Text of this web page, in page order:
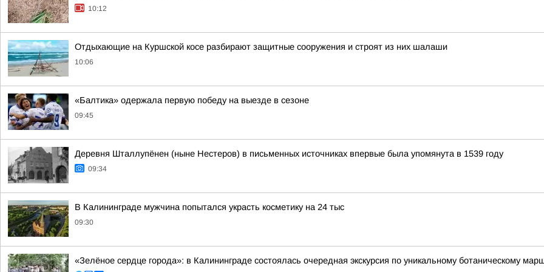
10:12
Отдыхающие на Куршской косе разбирают защитные сооружения и строят из них шалаши
10:06
«Балтика» одержала первую победу на выезде в сезоне
09:45
Деревня Шталлупёнен (ныне Нестеров) в письменных источниках впервые была упомянута в 1539 году
09:34
В Калининграде мужчина попытался украсть косметику на 24 тыс
09:30
«Зелёное сердце города»: в Калининграде состоялась очередная экскурсия по уникальному ботаническому